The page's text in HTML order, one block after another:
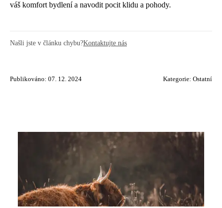
váš komfort bydlení a navodit pocit klidu a pohody.
Našli jste v článku chybu?Kontaktujte nás
Publikováno: 07. 12. 2024 Kategorie: Ostatní